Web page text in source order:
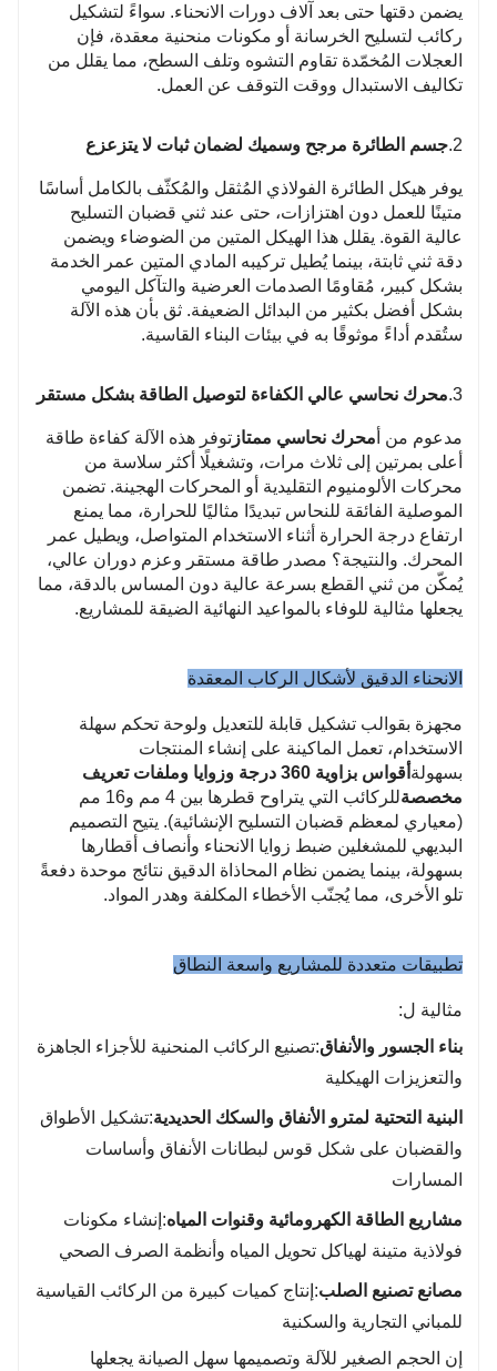
يضمن دقتها حتى بعد آلاف دورات الانحناء. سواءً لتشكيل
ركائب لتسليح الخرسانة أو مكونات منحنية معقدة، فإن
العجلات المُخمّدة تقاوم التشوه وتلف السطح، مما يقلل من
تكاليف الاستبدال ووقت التوقف عن العمل.
2. جسم الطائرة مرجح وسميك لضمان ثبات لا يتزعزع
يوفر هيكل الطائرة الفولاذي المُثقل والمُكثّف بالكامل أساسًا
متينًا للعمل دون اهتزازات، حتى عند ثني قضبان التسليح
عالية القوة. يقلل هذا الهيكل المتين من الضوضاء ويضمن
دقة ثني ثابتة، بينما يُطيل تركيبه المادي المتين عمر الخدمة
بشكل كبير، مُقاومًا الصدمات العرضية والتآكل اليومي
بشكل أفضل بكثير من البدائل الضعيفة. ثق بأن هذه الآلة
ستُقدم أداءً موثوقًا به في بيئات البناء القاسية.
3. محرك نحاسي عالي الكفاءة لتوصيل الطاقة بشكل مستقر
مدعوم من أ محرك نحاسي ممتاز توفر هذه الآلة كفاءة طاقة
أعلى بمرتين إلى ثلاث مرات، وتشغيلًا أكثر سلاسة من
محركات الألومنيوم التقليدية أو المحركات الهجينة. تضمن
الموصلية الفائقة للنحاس تبديدًا مثاليًا للحرارة، مما يمنع
ارتفاع درجة الحرارة أثناء الاستخدام المتواصل، ويطيل عمر
المحرك. والنتيجة؟ مصدر طاقة مستقر وعزم دوران عالي،
يُمكّن من ثني القطع بسرعة عالية دون المساس بالدقة، مما
يجعلها مثالية للوفاء بالمواعيد النهائية الضيقة للمشاريع.
الانحناء الدقيق لأشكال الركاب المعقدة
مجهزة بقوالب تشكيل قابلة للتعديل ولوحة تحكم سهلة
الاستخدام، تعمل الماكينة على إنشاء المنتجات
بسهولة
أقواس بزاوية 360 درجة وزوايا وملفات تعريف
مخصصة
للركائب التي يتراوح قطرها بين 4 مم و16 مم
(معياري لمعظم قضبان التسليح الإنشائية). يتيح التصميم
البديهي للمشغلين ضبط زوايا الانحناء وأنصاف أقطارها
بسهولة، بينما يضمن نظام المحاذاة الدقيق نتائج موحدة دفعةً
تلو الأخرى، مما يُجنّب الأخطاء المكلفة وهدر المواد.
تطبيقات متعددة للمشاريع واسعة النطاق
مثالية ل:
بناء الجسور والأنفاق:تصنيع الركائب المنحنية للأجزاء الجاهزة
والتعزيزات الهيكلية
البنية التحتية لمترو الأنفاق والسكك الحديدية:تشكيل الأطواق
والقضبان على شكل قوس لبطانات الأنفاق وأساسات
المسارات
مشاريع الطاقة الكهرومائية وقنوات المياه:إنشاء مكونات
فولاذية متينة لهياكل تحويل المياه وأنظمة الصرف الصحي
مصانع تصنيع الصلب:إنتاج كميات كبيرة من الركائب القياسية
للمباني التجارية والسكنية
إن الحجم الصغير للآلة وتصميمها سهل الصيانة يجعلها